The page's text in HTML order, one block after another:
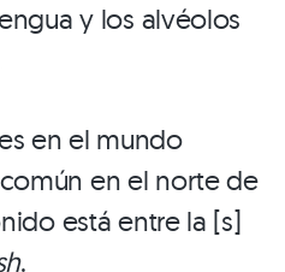
y los alvéolos
en el mundo
en el norte de
está entre la [s]
.